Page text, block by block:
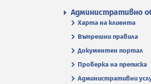
Административно
Харта на клиента
Вътрешни правила
Документен портал
Проверка на преписка
Административни